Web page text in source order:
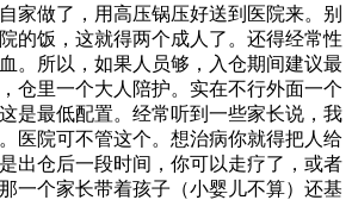
家做了，用高压锅压好送到医院来。别
的饭，这就得两个成人了。还得经常性
。所以，如果人员够，入仓期间建议最
仓里一个大人陪护。实在不行外面一个
是最低配置。经常听到一些家长说，我
医院可不管这个。想治病你就得把人给
出仓后一段时间，你可以走疗了，或者
一个家长带着孩子（小婴儿不算）还基